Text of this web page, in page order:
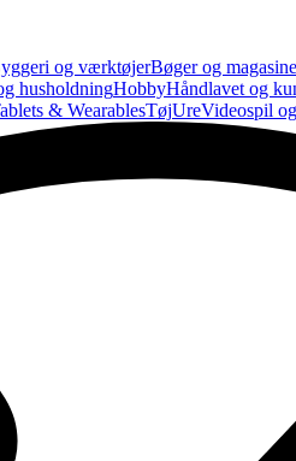
og værktøjerBøger og
husholdningHobbyHåndlavet og
& WearablesTøjUreVideospil